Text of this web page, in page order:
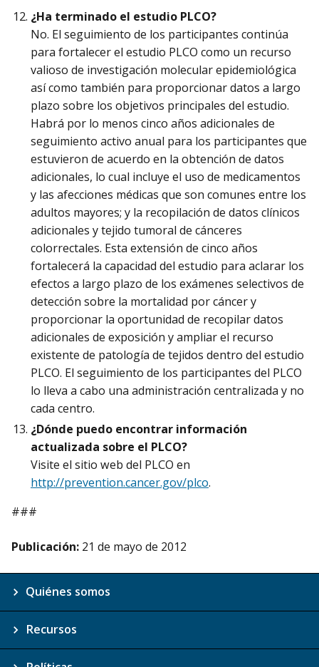
¿Ha terminado el estudio PLCO?
No. El seguimiento de los participantes continúa
para fortalecer el estudio PLCO como un recurso
valioso de investigación molecular epidemiológica
así como también para proporcionar datos a largo
plazo sobre los objetivos principales del estudio.
Habrá por lo menos cinco años adicionales de
seguimiento activo anual para los participantes que
estuvieron de acuerdo en la obtención de datos
adicionales, lo cual incluye el uso de medicamentos
y las afecciones médicas que son comunes entre los
adultos mayores; y la recopilación de datos clínicos
adicionales y tejido tumoral de cánceres
colorrectales. Esta extensión de cinco años
fortalecerá la capacidad del estudio para aclarar los
efectos a largo plazo de los exámenes selectivos de
detección sobre la mortalidad por cáncer y
proporcionar la oportunidad de recopilar datos
adicionales de exposición y ampliar el recurso
existente de patología de tejidos dentro del estudio
PLCO. El seguimiento de los participantes del PLCO
lo lleva a cabo una administración centralizada y no
cada centro.
¿Dónde puedo encontrar información
actualizada sobre el PLCO?
Visite el sitio web del PLCO en
http://prevention.cancer.gov/plco.
###
Publicación: 21 de mayo de 2012
Quiénes somos
Recursos